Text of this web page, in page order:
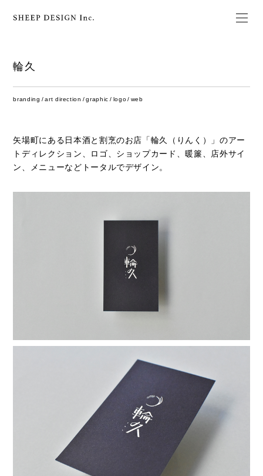
輪久
branding art direction graphic logo web
矢場町にある日本酒と割烹のお店「輪久（りんく）」のアー
トディレクション、ロゴ、ショップカード、暖簾、店外サイ
ン、メニューなどトータルでデザイン。